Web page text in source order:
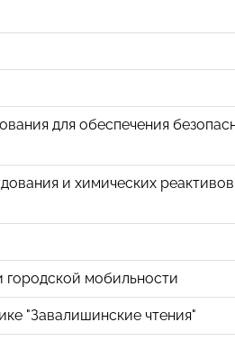
для обеспечения
и химических реактивов
городской мобильности
"Завалишинские чтения"